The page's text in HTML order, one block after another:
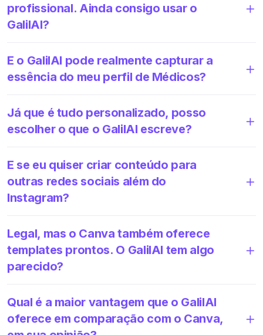
profissional. Ainda consigo usar o
GalilAI?
E o GalilAI pode realmente capturar a
essência do meu perfil de Médicos?
Já que é tudo personalizado, posso
escolher o que o GalilAI escreve?
E se eu quiser criar conteúdo para
outras redes sociais além do
Instagram?
Legal, mas o Canva também oferece
templates prontos. O GalilAI tem algo
parecido?
Qual é a maior vantagem que o GalilAI
oferece em comparação com o Canva,